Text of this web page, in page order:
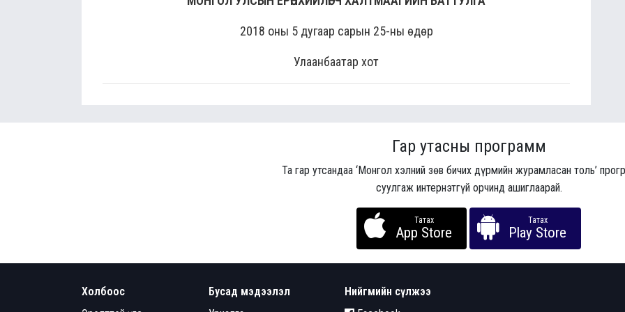
2018 оны 5 дугаар сарын 25-ны өдөр
Улаанбаатар хот
Гар утасны программ
Та гар утсандаа ‘Монгол хэлний зөв бичих дүрмийн журамласан толь’
суулгаж интернэтгүй орчинд ашиглаарай.
Татах
App Store
Татах
Play Store
Холбоос
Бусад мэдээлэл
Нийгмийн сүлжээ